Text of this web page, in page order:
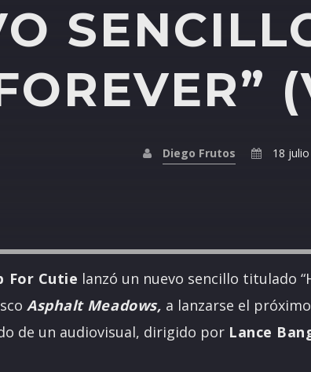
Diego Frutos 18
For Cutie lanzó un nuevo sencillo titulado
Asphalt Meadows, a lanzarse el
de un audiovisual, dirigido por Lance